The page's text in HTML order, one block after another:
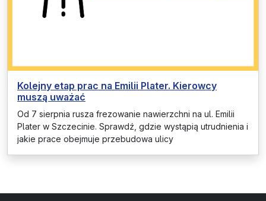
Kolejny etap prac na Emilii Plater. Kierowcy
muszą uważać
Od 7 sierpnia rusza frezowanie nawierzchni na ul. Emilii
Plater w Szczecinie. Sprawdź, gdzie wystąpią utrudnienia i
jakie prace obejmuje przebudowa ulicy